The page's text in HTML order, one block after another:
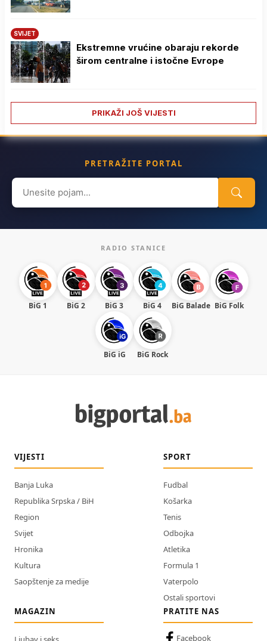
SVIJET
Ekstremne vrućine obaraju rekorde
širom centralne i istočne Evrope
PRIKAŽI JOŠ VIJESTI
PRETRAŽITE PORTAL
Search
for:
RADIO STANICE
BiG 1 BiG 2 BiG 3 BiG 4 BiG Balade BiG Folk
BiG iG BiG Rock
VIJESTI
Banja Luka
Republika Srpska / BiH
Region
Svijet
Hronika
Kultura
Saopštenje za medije
SPORT
Fudbal
Košarka
Tenis
Odbojka
Atletika
Formula 1
Vaterpolo
Ostali sportovi
MAGAZIN
PRATITE NAS
Facebook